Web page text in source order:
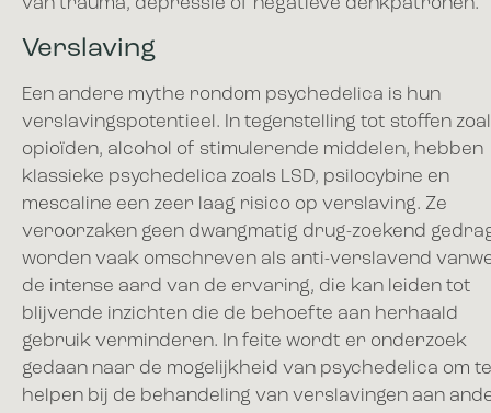
van trauma, depressie of negatieve denkpatronen.
Verslaving
Een andere mythe rondom psychedelica is hun
verslavingspotentieel. In tegenstelling tot stoffen
opioïden, alcohol of stimulerende middelen, hebben
klassieke psychedelica zoals LSD, psilocybine en
mescaline een zeer laag risico op verslaving. Ze
veroorzaken geen dwangmatig drug-zoekend
worden vaak omschreven als anti-verslavend
de intense aard van de ervaring, die kan leiden tot
blijvende inzichten die de behoefte aan herhaald
gebruik verminderen. In feite wordt er onderzoek
gedaan naar de mogelijkheid van psychedelica om te
helpen bij de behandeling van verslavingen aan